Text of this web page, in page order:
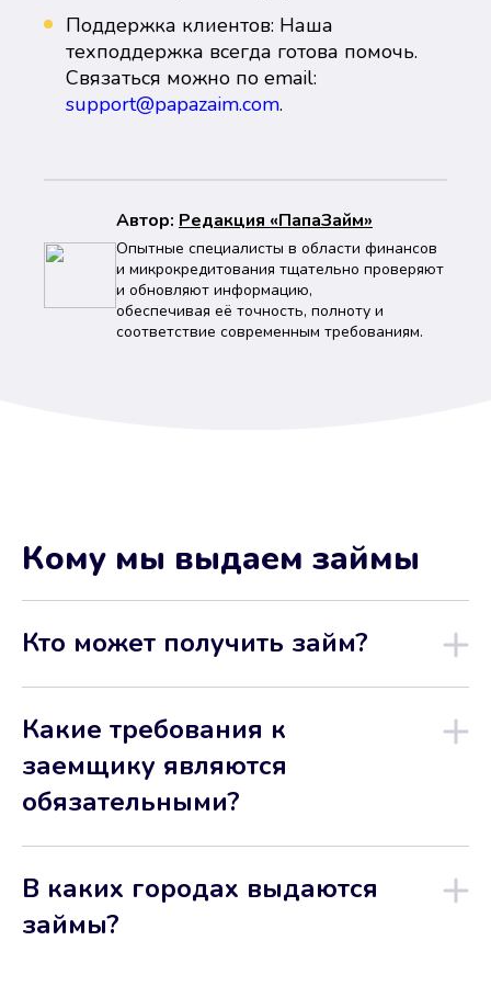
Поддержка клиентов: Наша
техподдержка всегда готова помочь.
Связаться можно по email:
support@papazaim.com.
Автор: Peдaкция «ПапаЗайм»
Опытные специалисты в области финансов
и микрокредитования тщательно проверяют
и обновляют информацию,
обеспечивая её точность, полноту и
соответствие современным требованиям.
Кому мы выдаем займы
Кто может получить займ?
Какие требования к
заемщику являются
обязательными?
В каких городах выдаются
займы?